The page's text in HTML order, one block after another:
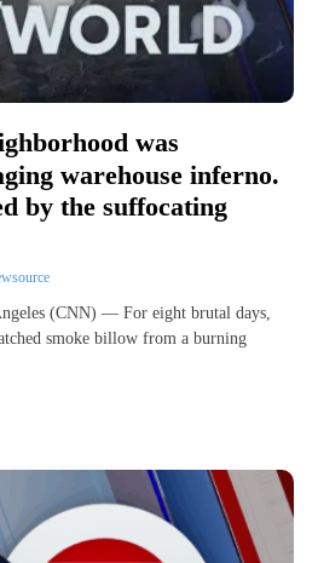
was
warehouse inferno.
by the suffocating
(CNN) — For eight brutal days,
smoke billow from a burning